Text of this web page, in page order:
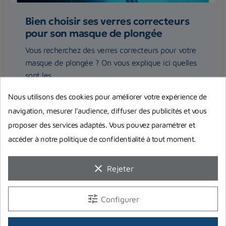
Bien choisir ses verres correcteurs
pour son masque de plongée
Vous recherchez des verres correcteurs pour votre
masque de plongée ? On vous explique ici quelles
sont les...
Nous utilisons des cookies pour améliorer votre expérience de
navigation, mesurer l’audience, diffuser des publicités et vous
proposer des services adaptés. Vous pouvez paramétrer et
accéder à notre politique de confidentialité à tout moment.
clear Rejeter
tune Configurer